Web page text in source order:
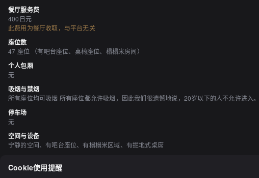
餐厅服务费
400日元
此费用为餐厅收取，与平台无关
座位数
47 座位 （有吧台座位、桌椅座位、榻榻米房间）
个人包厢
无
吸烟与禁烟
所有座位均可吸烟 所有座位都允许吸烟，因此我们很遗憾地说，20岁以下的人不允许进
停车场
无
空间与设备
宁静的空间、有吧台座位、有榻榻米区域、有掘地式桌席
有日本清酒、有烧酒
Cookie使用提醒